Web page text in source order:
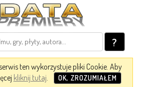
?
ten wykorzystuje pliki Cookie. Aby
kliknij tutaj. OK, ZROZUMIAŁEM